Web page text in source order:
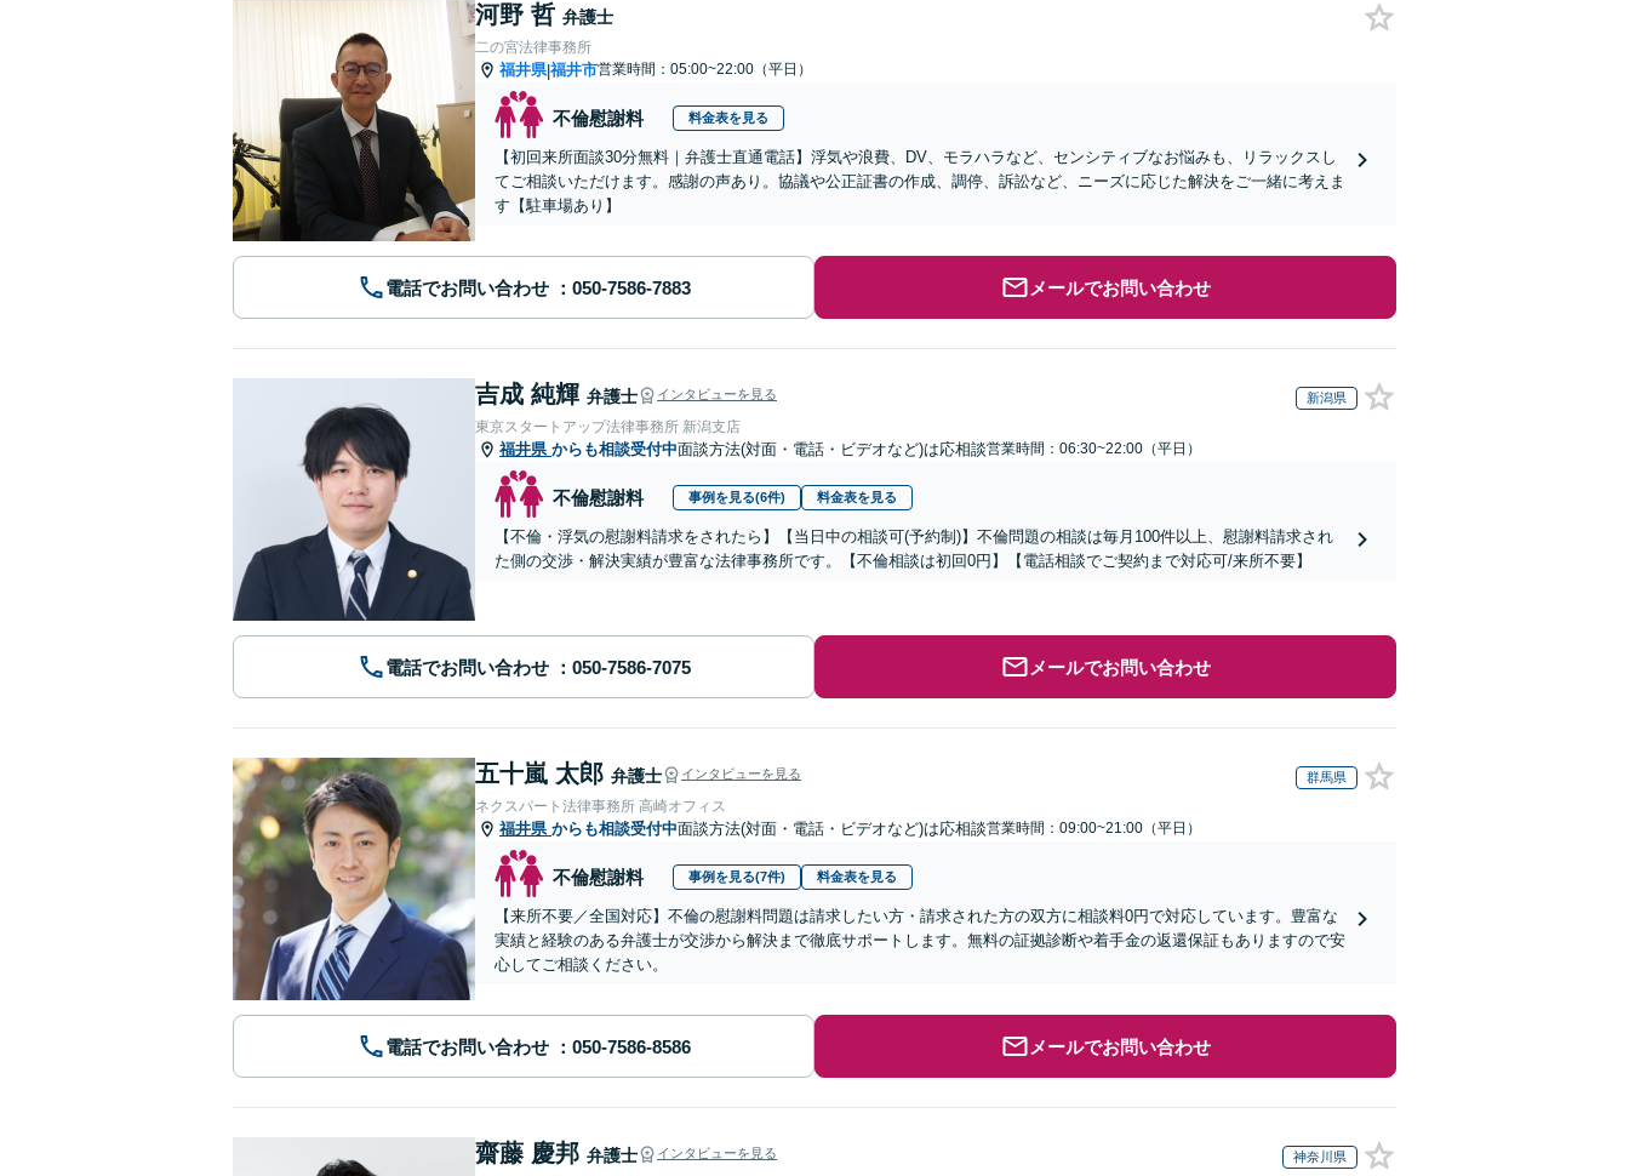
河野 哲 弁護士
二の宮法律事務所
福井県|福井市営業時間：05:00~22:00（平日）
不倫慰謝料 料金表を見る
【初回来所面談30分無料｜弁護士直通電話】浮気や浪費、DV、モラハラなど、センシティブなお悩みも、リラックスし
てご相談いただけます。感謝の声あり。協議や公正証書の作成、調停、訴訟など、ニーズに応じた解決をご一緒に考えま
す【駐車場あり】
電話でお問い合わせ メールでお問い合わせ
吉成 純輝 弁護士 インタビューを見る 新潟県
東京スタートアップ法律事務所 新潟支店
福井県 からも相談受付中面談方法(対面・電話・ビデオなど)は応相談営業時間：06:30~22:00（平日）
不倫慰謝料 事例を見る(6件) 料金表を見る
【不倫・浮気の慰謝料請求をされたら】【当日中の相談可(予約制)】不倫問題の相談は毎月100件以上、慰謝料請求され
た側の交渉・解決実績が豊富な法律事務所です。【不倫相談は初回0円】【電話相談でご契約まで対応可/来所不要】
電話でお問い合わせ メールでお問い合わせ
五十嵐 太郎 弁護士 インタビューを見る 群馬県
ネクスパート法律事務所 高崎オフィス
福井県 からも相談受付中面談方法(対面・電話・ビデオなど)は応相談営業時間：09:00~21:00（平日）
不倫慰謝料 事例を見る(7件) 料金表を見る
【来所不要／全国対応】不倫の慰謝料問題は請求したい方・請求された方の双方に相談料0円で対応しています。豊富な
実績と経験のある弁護士が交渉から解決まで徹底サポートします。無料の証拠診断や着手金の返還保証もありますので安
心してご相談ください。
電話でお問い合わせ メールでお問い合わせ
齋藤 慶邦 弁護士 インタビューを見る 神奈川県